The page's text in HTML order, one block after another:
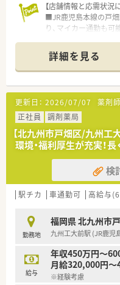
【店舗情報と応需状況
■JR鹿児島本線の戸
り、マイカー通勤も可
ら70枚程度の処方箋
■現在は薬剤師2名と
のチームながら協力
【法人特徴について】
■福岡県を中心にドラ
開しており、創業40
■調剤部門とドラッ
ジ打ちや品出しに追
■健康経営優良法人ホ
社員の健康増進や法
【職場環境と雰囲気】
囲気の中でスタッフ
す。
■調剤部門の離職率
ラン薬剤師も多数在
■産休・育休の復帰率
まで時短勤務が可能
詳細を見る
更新日： 2026/07/07 薬剤
正社員
調剤薬局
【北九州市戸畑区/九州
環境・福利厚生が充実！
検
駅チカ 車通勤可 高給与
勤務地
福岡県 北九州市
九州工大前駅 (JR鹿児
給与
年収450万円～
月給320,000円～
※経験考慮